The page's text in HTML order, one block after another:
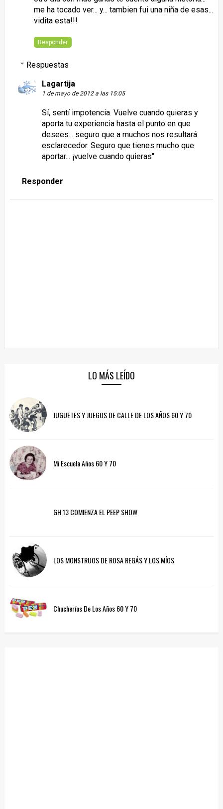
me ha tocado ver... y... tambien fui una niña de esas...
vidita esta!!!
Responder
Respuestas
Lagartija
1 de mayo de 2012 a las 15:05
Sí, sentí impotencia. Vuelve cuando quieras y
aporta tu experiencia hasta el punto en que
desees... seguro que a muchos nos resultará
esclarecedor. Seguro que tienes mucho que
aportar... ¡vuelve cuando quieras"
Responder
LO MÁS LEÍDO
JUGUETES Y JUEGOS DE CALLE DE LOS AÑOS 60 Y 70
Mi Escuela Años 60 Y 70
GH 13 COMIENZA EL PEEP SHOW
LOS MONSTRUOS DE ROSA REGÁS Y LOS MÍOS
Chucherías De Los Años 60 Y 70